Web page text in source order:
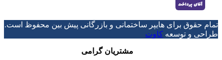
تمام حقوق برای هایپر ساختمانی و بازرگانی پیش بین محفوظ است.
طراحی و توسعه کاوت
مشتریان گرامی